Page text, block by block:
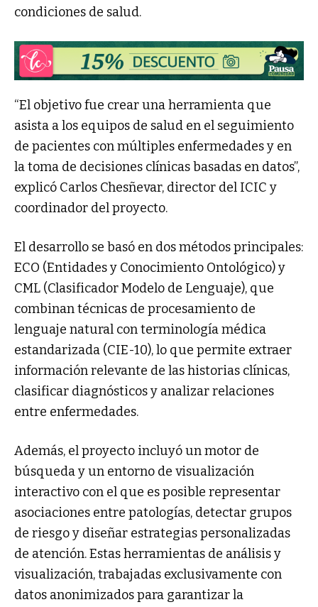
condiciones de salud.
“El objetivo fue crear una herramienta que
asista a los equipos de salud en el seguimiento
de pacientes con múltiples enfermedades y en
la toma de decisiones clínicas basadas en datos”,
explicó Carlos Chesñevar, director del ICIC y
coordinador del proyecto.
El desarrollo se basó en dos métodos principales:
ECO (Entidades y Conocimiento Ontológico) y
CML (Clasificador Modelo de Lenguaje), que
combinan técnicas de procesamiento de
lenguaje natural con terminología médica
estandarizada (CIE-10), lo que permite extraer
información relevante de las historias clínicas,
clasificar diagnósticos y analizar relaciones
entre enfermedades.
Además, el proyecto incluyó un motor de
búsqueda y un entorno de visualización
interactivo con el que es posible representar
asociaciones entre patologías, detectar grupos
de riesgo y diseñar estrategias personalizadas
de atención. Estas herramientas de análisis y
visualización, trabajadas exclusivamente con
datos anonimizados para garantizar la